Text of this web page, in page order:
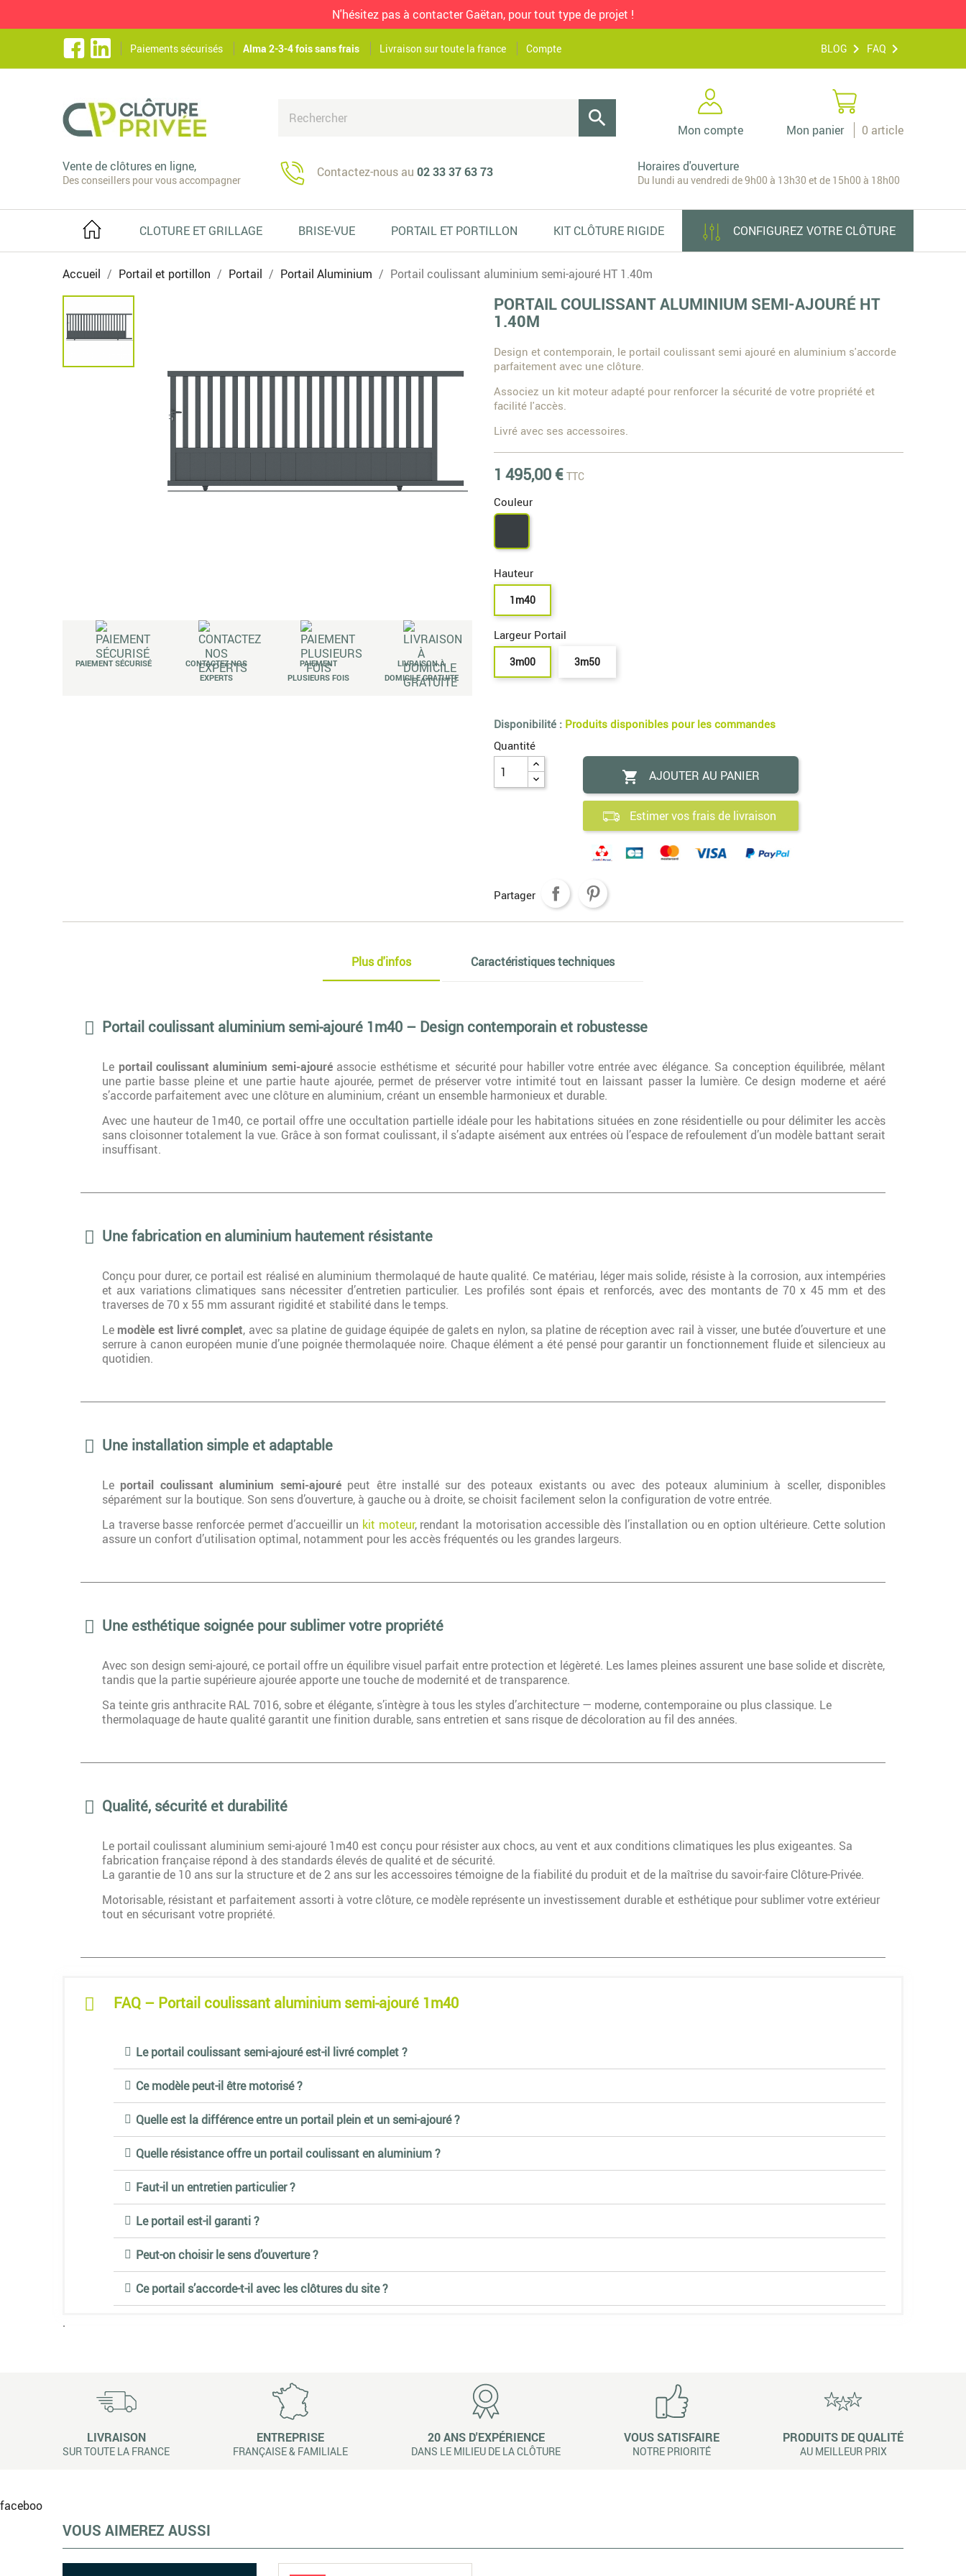
N'hésitez pas à contacter Gaëtan, pour tout type de projet !
Paiements sécurisés Alma 2-3-4 fois sans frais Livraison sur toute la france Compte BLOG FAQ

Mon panier 0 article
Mon compte
Vente de clôtures en ligne,
Des conseillers pour vous accompagner
Contactez-nous au 02 33 37 63 73 Horaires d'ouverture
Du lundi au vendredi de 9h00 à 13h30 et de 15h00 à 18h00
CLOTURE ET GRILLAGE BRISE-VUE PORTAIL ET PORTILLON KIT CLÔTURE RIGIDE CONFIGUREZ VOTRE CLÔTURE
Accueil Portail et portillon Portail Portail Aluminium Portail coulissant aluminium semi-ajouré HT 1.40m
PAIEMENT SÉCURISÉ
CONTACTEZ NOS
EXPERTS
PAIEMENT
PLUSIEURS FOIS
LIVRAISON À
DOMICILE GRATUITE
PORTAIL COULISSANT ALUMINIUM SEMI-AJOURÉ HT
1.40M
Design et contemporain, le portail coulissant semi ajouré en aluminium s'accorde
parfaitement avec une clôture.
Associez un kit moteur adapté pour renforcer la sécurité de votre propriété et
facilité l'accès.
Livré avec ses accessoires.
1 495,00 € TTC
Couleur
Gris
Hauteur
1m40
Largeur Portail
3m00 3m50
Disponibilité : Produits disponibles pour les commandes
Quantité
 AJOUTER AU PANIER
Estimer vos frais de livraison
Partager
Plus d'infos Caractéristiques techniques
Portail coulissant aluminium semi-ajouré 1m40 – Design contemporain et robustesse
Le portail coulissant aluminium semi-ajouré associe esthétisme et sécurité pour habiller votre entrée avec élégance. Sa conception équilibrée, mêlant
une partie basse pleine et une partie haute ajourée, permet de préserver votre intimité tout en laissant passer la lumière. Ce design moderne et aéré
s’accorde parfaitement avec une clôture en aluminium, créant un ensemble harmonieux et durable.
Avec une hauteur de 1m40, ce portail offre une occultation partielle idéale pour les habitations situées en zone résidentielle ou pour délimiter les accès
sans cloisonner totalement la vue. Grâce à son format coulissant, il s’adapte aisément aux entrées où l’espace de refoulement d’un modèle battant serait
insuffisant.
Une fabrication en aluminium hautement résistante
Conçu pour durer, ce portail est réalisé en aluminium thermolaqué de haute qualité. Ce matériau, léger mais solide, résiste à la corrosion, aux intempéries
et aux variations climatiques sans nécessiter d’entretien particulier. Les profilés sont épais et renforcés, avec des montants de 70 x 45 mm et des
traverses de 70 x 55 mm assurant rigidité et stabilité dans le temps.
Le modèle est livré complet, avec sa platine de guidage équipée de galets en nylon, sa platine de réception avec rail à visser, une butée d’ouverture et une
serrure à canon européen munie d’une poignée thermolaquée noire. Chaque élément a été pensé pour garantir un fonctionnement fluide et silencieux au
quotidien.
Une installation simple et adaptable
Le portail coulissant aluminium semi-ajourépeut être installé sur des poteaux existants ou avec des poteaux aluminium à sceller, disponibles
séparément sur la boutique. Son sens d’ouverture, à gauche ou à droite, se choisit facilement selon la configuration de votre entrée.
La traverse basse renforcée permet d’accueillir un kit moteur, rendant la motorisation accessible dès l’installation ou en option ultérieure. Cette solution
assure un confort d’utilisation optimal, notamment pour les accès fréquentés ou les grandes largeurs.
Une esthétique soignée pour sublimer votre propriété
Avec son design semi-ajouré, ce portail offre un équilibre visuel parfait entre protection et légèreté. Les lames pleines assurent une base solide et discrète,
tandis que la partie supérieure ajourée apporte une touche de modernité et de transparence.
Sa teinte gris anthracite RAL 7016, sobre et élégante, s’intègre à tous les styles d’architecture — moderne, contemporaine ou plus classique. Le
thermolaquage de haute qualité garantit une finition durable, sans entretien et sans risque de décoloration au fil des années.
Qualité, sécurité et durabilité
Le portail coulissant aluminium semi-ajouré 1m40 est conçu pour résister aux chocs, au vent et aux conditions climatiques les plus exigeantes. Sa
fabrication française répond à des standards élevés de qualité et de sécurité.
La garantie de 10 ans sur la structure et de 2 ans sur les accessoires témoigne de la fiabilité du produit et de la maîtrise du savoir-faire Clôture-Privée.
Motorisable, résistant et parfaitement assorti à votre clôture, ce modèle représente un investissement durable et esthétique pour sublimer votre extérieur
tout en sécurisant votre propriété.
FAQ – Portail coulissant aluminium semi-ajouré 1m40
Le portail coulissant semi-ajouré est-il livré complet ?
Ce modèle peut-il être motorisé ?
Quelle est la différence entre un portail plein et un semi-ajouré ?
Quelle résistance offre un portail coulissant en aluminium ?
Faut-il un entretien particulier ?
Le portail est-il garanti ?
Peut-on choisir le sens d’ouverture ?
Ce portail s’accorde-t-il avec les clôtures du site ?
.
LIVRAISON
SUR TOUTE LA FRANCE
ENTREPRISE
FRANÇAISE & FAMILIALE
20 ANS D'EXPÉRIENCE
DANS LE MILIEU DE LA CLÔTURE
VOUS SATISFAIRE
NOTRE PRIORITÉ
PRODUITS DE QUALITÉ
AU MEILLEUR PRIX
faceboo
VOUS AIMEREZ AUSSI